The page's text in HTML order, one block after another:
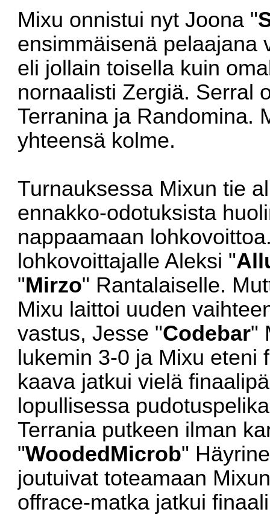
Mixu onnistui nyt Joona "
ensimmäisenä pelaajana
eli jollain toisella kuin
nornaalisti Zergiä. Serral
Terranina ja Randomina.
yhteensä kolme.
Turnauksessa Mixun tie
ennakko-odotuksista
nappaamaan
lohkovoittajalle Aleksi "
"Mirzo" Rantalaiselle.
Mixu laittoi uuden
vastus, Jesse "Codebar"
lukemin 3-0 ja Mixu eteni
kaava jatkui vielä
lopullisessa
Terrania putkeen ilman
"WoodedMicrob"
joutuivat toteamaan
offrace-matka jatkui